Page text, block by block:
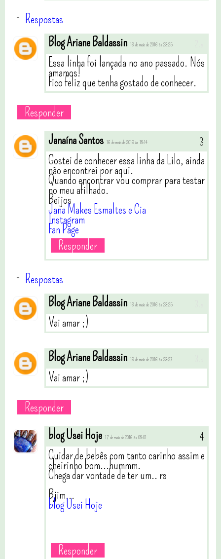
Respostas
Blog Ariane Baldassin 16 de maio de 2016 às 23:25
Essa linha foi lançada no ano passado. Nós
amamos!
Fico feliz que tenha gostado de conhecer.
Responder
Janaína Santos 16 de maio de 2016 às 19:14
Gostei de conhecer essa linha da Lilo, ainda
não encontrei por aqui.
Quando encontrar vou comprar para testar
no meu afilhado.
Beijos
Jana Makes Esmaltes e Cia
Instagram
Fan Page
Responder
Respostas
Blog Ariane Baldassin 16 de maio de 2016 às 23:25
Vai amar ;)
Blog Ariane Baldassin 16 de maio de 2016 às 23:27
Vai amar ;)
Responder
blog Usei Hoje
17 de maio de 2016 às 09:01
Cuidar de bebês com tanto carinho assim e
cheirinho bom...hummm.
Chega dar vontade de ter um.. rs
Bjim...
blog Usei Hoje
Responder